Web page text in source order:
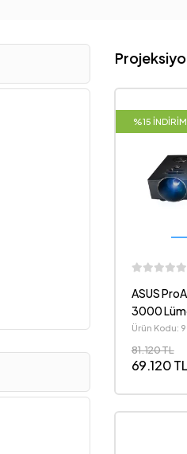
%15 İNDİRİM
ASUS
3000
Ürün Kodu:
69.120 TL
81.120 TL